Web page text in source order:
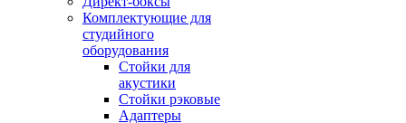
Комплектующие для
студийного
оборудования
Стойки для
акустики
Стойки рэковые
Адаптеры